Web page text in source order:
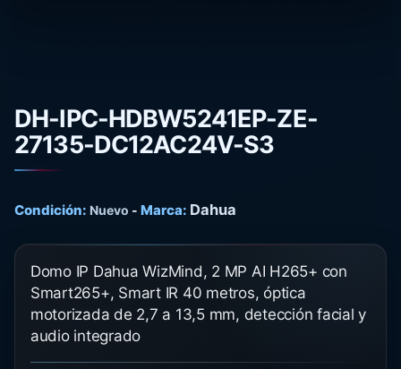
DH-IPC-HDBW5241EP-ZE-
27135-DC12AC24V-S3
Condición: Nuevo - Marca: Dahua
Domo IP Dahua WizMind, 2 MP AI H265+ con
Smart265+, Smart IR 40 metros, óptica
motorizada de 2,7 a 13,5 mm, detección facial y
audio integrado